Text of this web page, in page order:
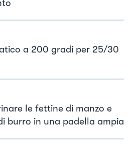
a 200 gradi per 25/30
le fettine di manzo e
burro in una padella ampia